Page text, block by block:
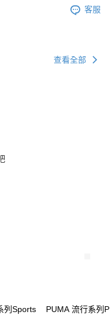
客服
查看全部
列Sports
PUMA 流行系列